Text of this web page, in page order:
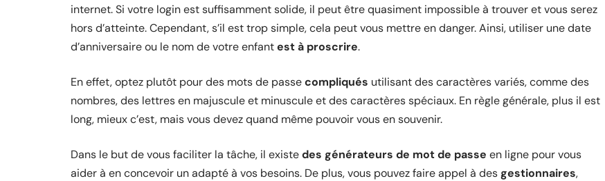
internet. Si votre login est suffisamment solide, il peut être quasiment impossible à trouver et vous serez
hors d’atteinte. Cependant, s’il est trop simple, cela peut vous mettre en danger. Ainsi, utiliser une date
d’anniversaire ou le nom de votre enfantest à proscrire.
En effet, optez plutôt pour des mots de passecompliqués utilisant des caractères variés, comme des
nombres, des lettres en majuscule et minuscule et des caractères spéciaux. En règle générale, plus il est
long, mieux c’est, mais vous devez quand même pouvoir vous en souvenir.
Dans le but de vous faciliter la tâche, il existedes générateurs de mot de passe en ligne pour vous
aider à en concevoir un adapté à vos besoins. De plus, vous pouvez faire appel à desgestionnaires,